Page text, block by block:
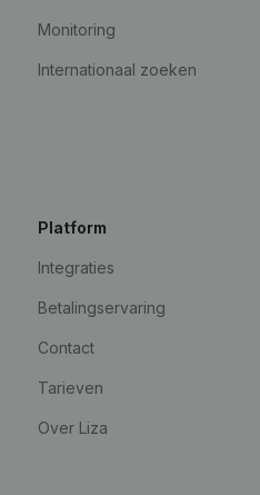
Monitoring
Internationaal zoeken
Platform
Integraties
Betalingservaring
Contact
Tarieven
Over Liza